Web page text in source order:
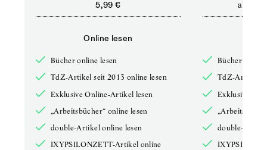
5,99 €
Online lesen
Bücher online lesen
TdZ-Artikel seit 2013 online lesen
Exklusive Online-Artikel lesen
„Arbeitsbücher“ online lesen
double-Artikel online lesen
IXYPSILONZETT-Artikel online
ab
Bücher online
TdZ-Artikel
Exklusive
double-